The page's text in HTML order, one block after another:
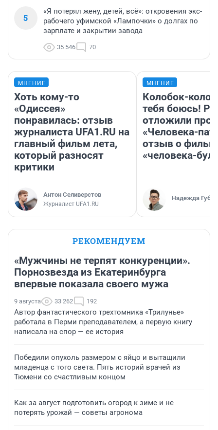
5
«Я потерял жену, детей, всё»: откровения экс-
рабочего уфимской «Лампочки» о долгах по
зарплате и закрытии завода
35 546 70
МНЕНИЕ
Хоть кому-то
«Одиссея»
понравилась: отзыв
журналиста UFA1.RU на
главный фильм лета,
который разносят
критики
Антон Селиверстов
Журналист UFA1.RU
МНЕНИЕ
Колобок-
тебя боюсь!
отложили
«Человека-
отзыв о
«человека-
Надежда
РЕКОМЕНДУЕМ
«Мужчины не терпят конкуренции».
Порнозвезда из Екатеринбурга
впервые показала своего мужа
9 августа 33 262 192
Автор фантастического трехтомника «Трилунье»
работала в Перми преподавателем, а первую книгу
написала на спор — ее история
Победили опухоль размером с яйцо и вытащили
младенца с того света. Пять историй врачей из
Тюмени со счастливым концом
Как за август подготовить огород к зиме и не
потерять урожай — советы агронома